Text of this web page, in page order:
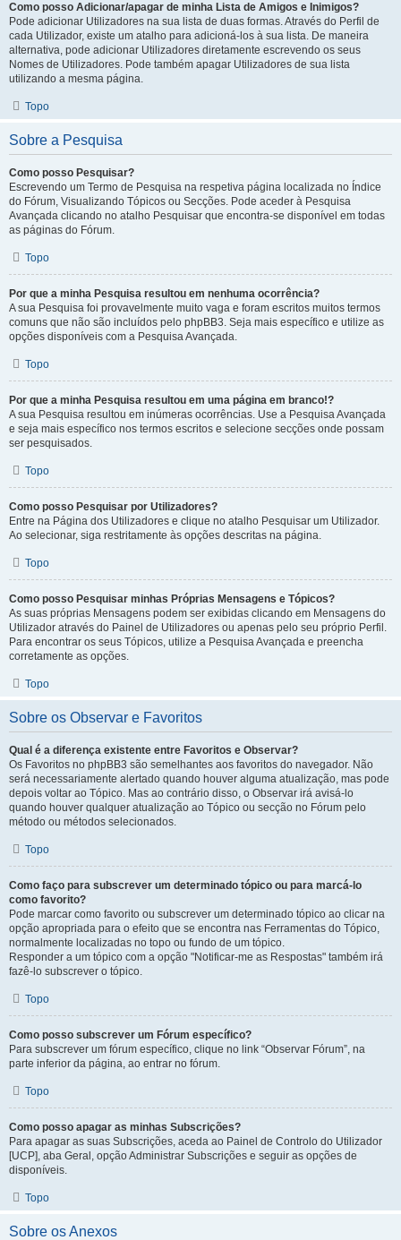
Como posso Adicionar/apagar de minha Lista de Amigos e Inimigos?
Pode adicionar Utilizadores na sua lista de duas formas. Através do Perfil de
cada Utilizador, existe um atalho para adicioná-los à sua lista. De maneira
alternativa, pode adicionar Utilizadores diretamente escrevendo os seus
Nomes de Utilizadores. Pode também apagar Utilizadores de sua lista
utilizando a mesma página.
Topo
Sobre a Pesquisa
Como posso Pesquisar?
Escrevendo um Termo de Pesquisa na respetiva página localizada no Índice
do Fórum, Visualizando Tópicos ou Secções. Pode aceder à Pesquisa
Avançada clicando no atalho Pesquisar que encontra-se disponível em todas
as páginas do Fórum.
Topo
Por que a minha Pesquisa resultou em nenhuma ocorrência?
A sua Pesquisa foi provavelmente muito vaga e foram escritos muitos termos
comuns que não são incluídos pelo phpBB3. Seja mais específico e utilize as
opções disponíveis com a Pesquisa Avançada.
Topo
Por que a minha Pesquisa resultou em uma página em branco!?
A sua Pesquisa resultou em inúmeras ocorrências. Use a Pesquisa Avançada
e seja mais específico nos termos escritos e selecione secções onde possam
ser pesquisados.
Topo
Como posso Pesquisar por Utilizadores?
Entre na Página dos Utilizadores e clique no atalho Pesquisar um Utilizador.
Ao selecionar, siga restritamente às opções descritas na página.
Topo
Como posso Pesquisar minhas Próprias Mensagens e Tópicos?
As suas próprias Mensagens podem ser exibidas clicando em Mensagens do
Utilizador através do Painel de Utilizadores ou apenas pelo seu próprio Perfil.
Para encontrar os seus Tópicos, utilize a Pesquisa Avançada e preencha
corretamente as opções.
Topo
Sobre os Observar e Favoritos
Qual é a diferença existente entre Favoritos e Observar?
Os Favoritos no phpBB3 são semelhantes aos favoritos do navegador. Não
será necessariamente alertado quando houver alguma atualização, mas pode
depois voltar ao Tópico. Mas ao contrário disso, o Observar irá avisá-lo
quando houver qualquer atualização ao Tópico ou secção no Fórum pelo
método ou métodos selecionados.
Topo
Como faço para subscrever um determinado tópico ou para marcá-lo
como favorito?
Pode marcar como favorito ou subscrever um determinado tópico ao clicar na
opção apropriada para o efeito que se encontra nas Ferramentas do Tópico,
normalmente localizadas no topo ou fundo de um tópico.
Responder a um tópico com a opção "Notificar-me as Respostas" também irá
fazê-lo subscrever o tópico.
Topo
Como posso subscrever um Fórum específico?
Para subscrever um fórum específico, clique no link “Observar Fórum”, na
parte inferior da página, ao entrar no fórum.
Topo
Como posso apagar as minhas Subscrições?
Para apagar as suas Subscrições, aceda ao Painel de Controlo do Utilizador
[UCP], aba Geral, opção Administrar Subscrições e seguir as opções de
disponíveis.
Topo
Sobre os Anexos